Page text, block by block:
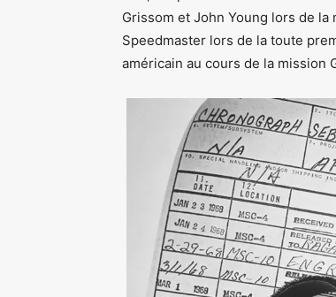
Grissom et John Young lors de
Speedmaster lors de la toute
américain au cours de la mission